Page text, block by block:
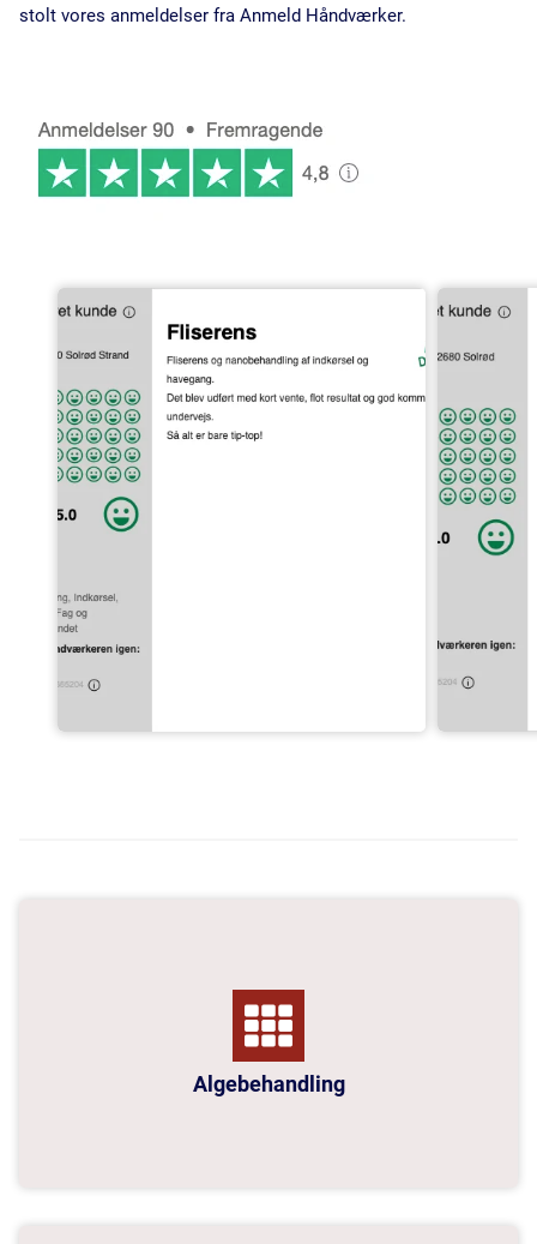
stolt vores anmeldelser fra Anmeld Håndværker.
Algebehandling